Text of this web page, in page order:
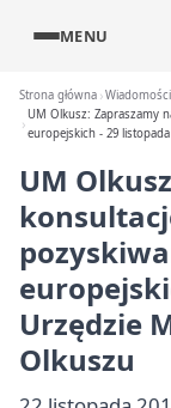
MENU
Strona główna Wiadomości
UM Olkusz: Zapraszamy
europejskich - 29
UM
Urzędzie
Olkuszu